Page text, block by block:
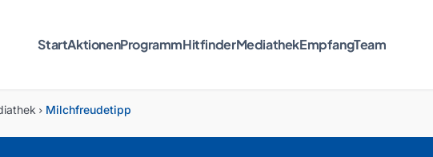
StartAktionenProgrammHitfinderMediathekEmpfangTeam
chevron_right Milchfreudetipp